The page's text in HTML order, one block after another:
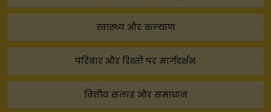
स्वास्थ्य और कल्याण
परिवार और रिश्तों पर मार्गदर्शन
वित्तीय सलाह और समाधान